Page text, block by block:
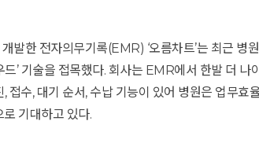
한 전자의무기록(EMR) ‘오름차트’는 최근 병
’ 기술을 접목했다. 회사는 EMR에서 한발 더 나
수, 대기 순서, 수납 기능이 있어 병원은 업무효
기대하고 있다.